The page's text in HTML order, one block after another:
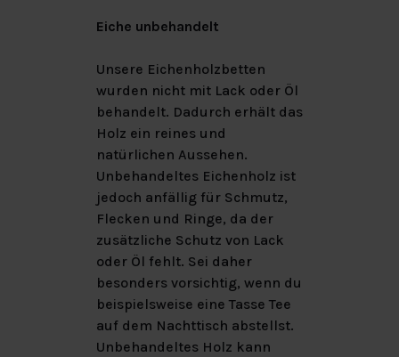
Eiche unbehandelt
Unsere Eichenholzbetten
wurden nicht mit Lack oder Öl
behandelt. Dadurch erhält das
Holz ein reines und
natürlichen Aussehen.
Unbehandeltes Eichenholz ist
jedoch anfällig für Schmutz,
Flecken und Ringe, da der
zusätzliche Schutz von Lack
oder Öl fehlt. Sei daher
besonders vorsichtig, wenn du
beispielsweise eine Tasse Tee
auf dem Nachttisch abstellst.
Unbehandeltes Holz kann